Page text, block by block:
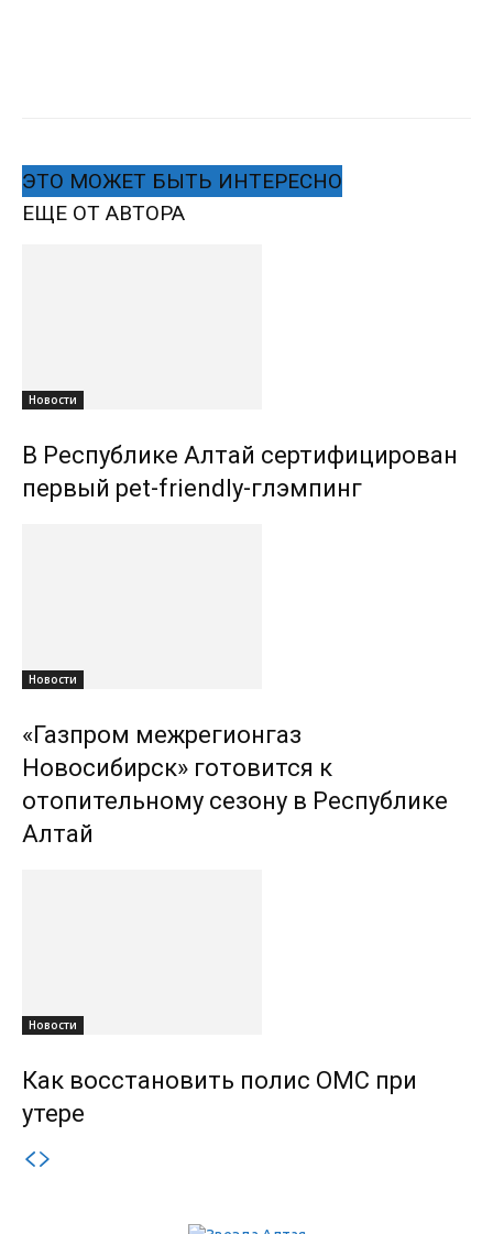
ЭТО МОЖЕТ БЫТЬ ИНТЕРЕСНО
ЕЩЕ ОТ АВТОРА
Новости
В Республике Алтай сертифицирован
первый pet-friendly-глэмпинг
Новости
«Газпром межрегионгаз
Новосибирск» готовится к
отопительному сезону в Республике
Алтай
Новости
Как восстановить полис ОМС при
утере